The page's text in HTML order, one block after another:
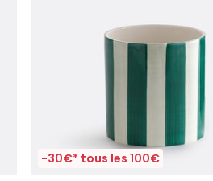
-30€* tous les 100€